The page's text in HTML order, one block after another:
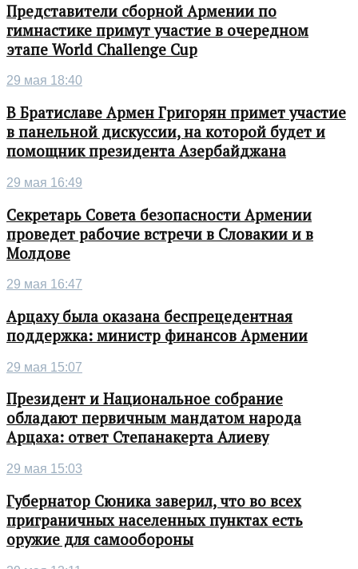
Представители сборной Армении по
гимнастике примут участие в очередном
этапе World Challenge Cup
29 мая 18:40
В Братиславе Армен Григорян примет участие
в панельной дискуссии, на которой будет и
помощник президента Азербайджана
29 мая 16:49
Секретарь Совета безопасности Армении
проведет рабочие встречи в Словакии и в
Молдове
29 мая 16:47
Арцаху была оказана беспрецедентная
поддержка: министр финансов Армении
29 мая 15:07
Президент и Национальное собрание
обладают первичным мандатом народа
Арцаха: ответ Степанакерта Алиеву
29 мая 15:03
Губернатор Сюника заверил, что во всех
приграничных населенных пунктах есть
оружие для самообороны